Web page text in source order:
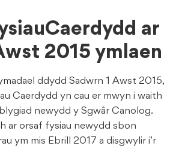
ar
2015 ymlaen
ddydd Sadwrn 1 Awst 2015,
Caerdydd yn cau er mwyn i waith
newydd y Sgwâr Canolog.
ar orsaf fysiau newydd sbon
ym mis Ebrill 2017 a disgwylir i’r